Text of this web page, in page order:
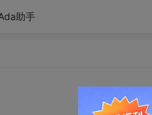
助手